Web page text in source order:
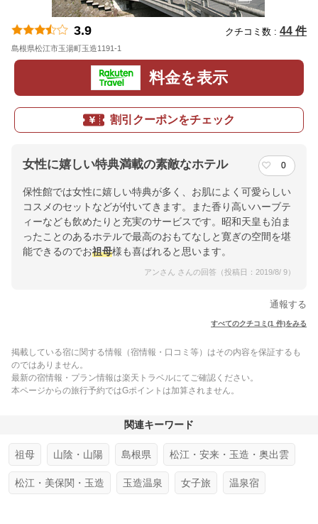
3.9 クチコミ数 : 44 件
島根県松江市玉湯町玉造1191-1
料金を表示
割引クーポンをチェック
女性に嬉しい特典満載の素敵なホテル 0
保性館では女性に嬉しい特典が多く、お肌によく可愛らしい
コスメのセットなどが付いてきます。また香り高いハーブテ
ィーなども飲めたりと充実のサービスです。昭和天皇も泊ま
ったことのあるホテルで最高のおもてなしと寛ぎの空間を堪
能できるのでお祖母様も喜ばれると思います。
アンさん さんの回答（投稿日：2019/8/ 9）
通報する
すべてのクチコミ(1 件)をみる
掲載している宿に関する情報（宿情報・口コミ等）はその内容を保証するも
のではありません。
最新の宿情報・プラン情報は楽天トラベルにてご確認ください。
本ページからの旅行予約ではGポイントは加算されません。
関連キーワード
祖母 山陰・山陽 島根県 松江・安来・玉造・奥出雲
松江・美保関・玉造 玉造温泉 女子旅 温泉宿